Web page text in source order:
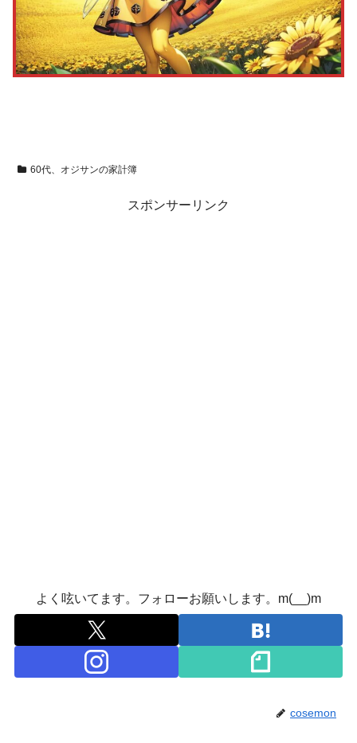
60代、オジサンの家計簿
スポンサーリンク
よく呟いてます。フォローお願いします。m(__)m
cosemon